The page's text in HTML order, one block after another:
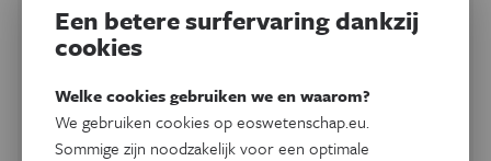
Het wordt met de dag waarschijnlijker dat we buitenaards
leven zullen ontdekken. Misschien zijn wij dat zelf wel. Nogal
wat avonturiers dromen van een verregaande verkenning
van de kosmos. Een kolonie op Mars is daarin slechts een
tussenstap naar andere, meer leefbare planeten. Wat houdt
ons nog tegen? Lees het in dit themanummer.
Een betere surfervaring dankzij
cookies
Welke cookies gebruiken we en waarom?
We gebruiken cookies op eoswetenschap.eu.
Sommige zijn noodzakelijk voor een optimale